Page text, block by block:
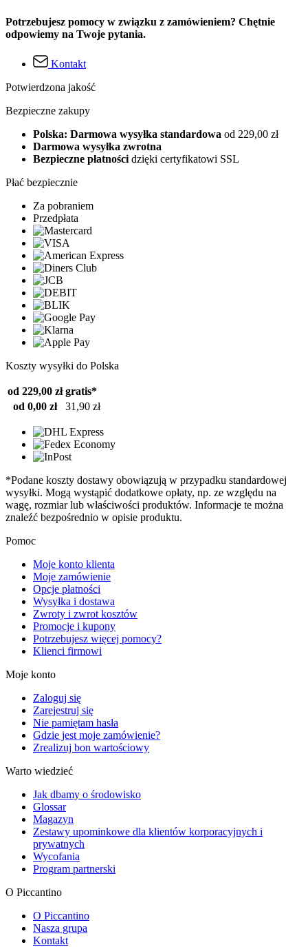
Potrzebujesz pomocy w związku z zamówieniem? Chętnie
odpowiemy na Twoje pytania.
Kontakt
Potwierdzona jakość
Bezpieczne zakupy
Polska: Darmowa wysyłka standardowa od 229,00 zł
Darmowa wysyłka zwrotna
Bezpieczne płatności dzięki certyfikatowi SSL
Płać bezpiecznie
Za pobraniem
Przedpłata
Koszty wysyłki do Polska
od 229,00 zł gratis*
od 0,00 zł
31,90 zł
*Podane koszty dostawy obowiązują w przypadku standardowej
wysyłki. Mogą wystąpić dodatkowe opłaty, np. ze względu na
wagę, rozmiar lub właściwości produktów. Informacje te można
znaleźć bezpośrednio w opisie produktu.
Pomoc
Moje konto klienta
Moje zamówienie
Opcje płatności
Wysyłka i dostawa
Zwroty i zwrot kosztów
Promocje i kupony
Potrzebujesz więcej pomocy?
Klienci firmowi
Moje konto
Zaloguj się
Zarejestruj się
Nie pamiętam hasła
Gdzie jest moje zamówienie?
Zrealizuj bon wartościowy
Warto wiedzieć
Jak dbamy o środowisko
Glossar
Magazyn
Zestawy upominkowe dla klientów korporacyjnych i
prywatnych
Wycofania
Program partnerski
O Piccantino
O Piccantino
Nasza grupa
Kontakt